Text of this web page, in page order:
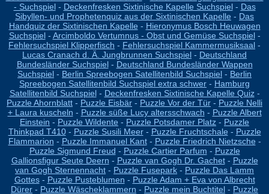
- Suchspiel- Deckenfresken Sixtinische Kapelle Suchspiel- Das
Sibyllen- und Prophetenquiz aus der Sixtinischen Kapelle - Das
Handquiz der Sixtinischen Kapelle - Hieronymus Bosch Heuwagen
Suchspiel- Arcimboldo Vertumnus - Obst und Gemüse Suchspiel-
Fehlersuchspiel Klipperfisch - Fehlersuchspiel Kammermusiksaal -
Lucas Cranach d. Ä. Jungbrunnen Suchspiel - Deutschland
Bundesländer Suchspiel- Deutschland Bundesländer Wappen
Suchspiel - Berlin Spreebogen Satellitenbild Suchspiel - Berlin
Spreebogen Satellitenbild Suchspiel extra schwer - Hamburg
Satellitenbild Suchspiel- Deckenfresken Sixtinische Kapelle Quiz -
Puzzle Ahornblatt - Puzzle Eisbär - Puzzle Vor der Tür - Puzzle Nelli
+ Laura kuscheln - Puzzle süße Lucy altersschwach - Puzzle Albert
Einstein - Puzzle Wildente - Puzzle Potsdamer Platz - Puzzle
Thinkpad T410- Puzzle Susili Meer- Puzzle Fruchtschale - Puzzle
Flammarion - Puzzle Immanuel Kant- Puzzle Friedrich Nietzsche -
Puzzle Sigmund Freud - Puzzle Cartier Parfum - Puzzle
Gallionsfigur Seute Deern - Puzzle van Gogh Dr. Gachet- Puzzle
van Gogh Sternennacht - Puzzle Fusepark - Puzzle Das Lamm
Gottes- Puzzle Pusteblumen - Puzzle Adam + Eva von Albrecht
Dürer - Puzzle Wäscheklammern - Puzzle mein Buchtitel - Puzzle